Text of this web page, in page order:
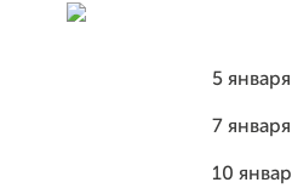
5
7
10